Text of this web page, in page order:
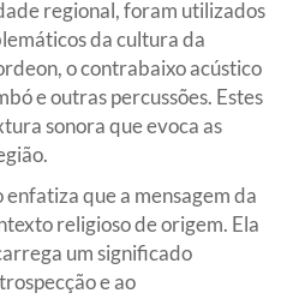
regional, foram utilizados
da cultura da
o contrabaixo acústico
e outras percussões. Estes
sonora que evoca as
que a mensagem da
religioso de origem. Ela
um significado
e ao